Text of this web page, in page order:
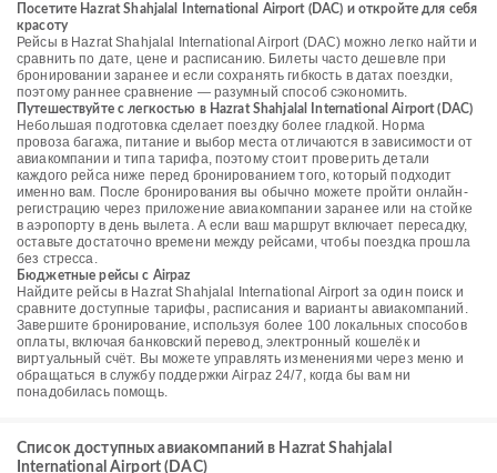
Посетите Hazrat Shahjalal International Airport (DAC) и откройте для себя
красоту
Рейсы в Hazrat Shahjalal International Airport (DAC) можно легко найти и
сравнить по дате, цене и расписанию. Билеты часто дешевле при
бронировании заранее и если сохранять гибкость в датах поездки,
поэтому раннее сравнение — разумный способ сэкономить.
Путешествуйте с легкостью в Hazrat Shahjalal International Airport (DAC)
Небольшая подготовка сделает поездку более гладкой. Норма
провоза багажа, питание и выбор места отличаются в зависимости от
авиакомпании и типа тарифа, поэтому стоит проверить детали
каждого рейса ниже перед бронированием того, который подходит
именно вам. После бронирования вы обычно можете пройти онлайн-
регистрацию через приложение авиакомпании заранее или на стойке
в аэропорту в день вылета. А если ваш маршрут включает пересадку,
оставьте достаточно времени между рейсами, чтобы поездка прошла
без стресса.
Бюджетные рейсы с Airpaz
Найдите рейсы в Hazrat Shahjalal International Airport за один поиск и
сравните доступные тарифы, расписания и варианты авиакомпаний.
Завершите бронирование, используя более 100 локальных способов
оплаты, включая банковский перевод, электронный кошелёк и
виртуальный счёт. Вы можете управлять изменениями через меню и
обращаться в службу поддержки Airpaz 24/7, когда бы вам ни
понадобилась помощь.
Список доступных авиакомпаний в Hazrat Shahjalal
International Airport (DAC)